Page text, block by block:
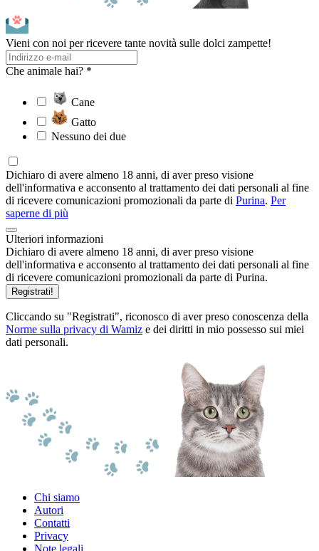
Vieni con noi per ricevere tante novità sulle dolci zampette!
Che animale hai? *
Cane
Gatto
Nessuno dei due
Dichiaro di avere almeno 18 anni, di aver preso visione
dell'informativa e acconsento al trattamento dei dati personali al fine
di ricevere comunicazioni promozionali da parte di Purina. Per
saperne di più
Ulteriori informazioni
Dichiaro di avere almeno 18 anni, di aver preso visione
dell'informativa e acconsento al trattamento dei dati personali al fine
di ricevere comunicazioni promozionali da parte di Purina.
Registrati!
Cliccando su "Registrati", riconosco di aver preso conoscenza della
Norme sulla privacy di Wamiz e dei diritti in mio possesso sui miei
dati personali.
Chi siamo
Autori
Contatti
Privacy
Note legali